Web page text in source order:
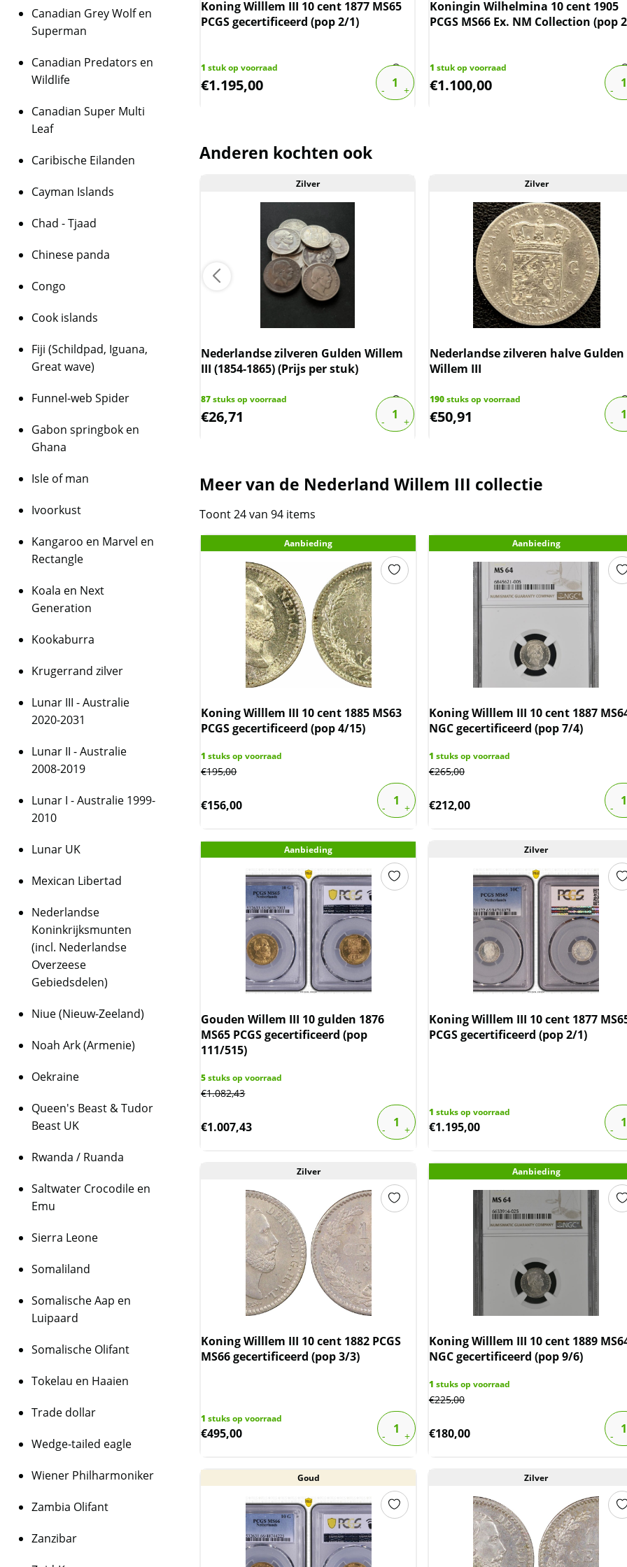
Informatie over populatie
Op 18 januari 2024 hebben wij bovenstaande informatie
Andere slabs
op voorraad. Als u meer wilt
BTW
Dit product wordt onder de margeregel verhandeld. Dit
houdt in dat wij btw afdragen over de marge die wij
behalen op dit product. De btw mag hierdoor door ons
niet op de factuur vermeld worden. De prijs op de website
is inclusief btw.
Willlem I 10 cent 1828 Utrecht
PCGS (pop 5/6)
voorraad
Koning Willlem III 10 cent 1877 MS65
PCGS gecertificeerd (pop 2/1)
1 stuk op voorraad
€1.195,00
Koningin Wilhelmina 10 cent 1905
PCGS MS66 Ex. NM Collection (pop
1 stuk op voorraad
€1.100,00
Anderen kochten ook
Wilhelmina halve gulden
PCGS (Pop 8/5)
voorraad
Zilver
Nederlandse zilveren Gulden Willem
III (1854-1865) (Prijs per stuk)
87stuks op voorraad
€26,71
Zilver
Nederlandse zilveren halve Gulden
Willem III
190stuks op voorraad
€50,91
Meer van de Nederland Willem III collectie
Toont 24 van 94 items
Aanbieding
Koning Willlem III 10 cent 1885 MS63
PCGS gecertificeerd (pop 4/15)
1 stuks op voorraad
€195,00
€156,00
Aanbieding
Koning Willlem III 10 cent 1887
NGC gecertificeerd (pop 7/4)
1 stuks op voorraad
€265,00
€212,00
Aanbieding
Gouden Willem III 10 gulden 1876
MS65 PCGS gecertificeerd (pop
111/515)
5stuks op voorraad
€1.082,43
€1.007,43
Zilver
Koning Willlem III 10 cent 1877
PCGS gecertificeerd (pop 2/1)
1 stuks op voorraad
€1.195,00
Zilver
Koning Willlem III 10 cent 1882 PCGS
MS66 gecertificeerd (pop 3/3)
1 stuks op voorraad
€495,00
Aanbieding
Koning Willlem III 10 cent 1889
NGC gecertificeerd (pop 9/6)
1 stuks op voorraad
€225,00
€180,00
Goud Zilver
Canadian Grey Wolf en
Superman
Canadian Predators en
Wildlife
Canadian Super Multi
Leaf
Caribische Eilanden
Cayman Islands
Chad - Tjaad
Chinese panda
Congo
Cook islands
Fiji (Schildpad, Iguana,
Great wave)
Funnel-web Spider
Gabon springbok en
Ghana
Isle of man
Ivoorkust
Kangaroo en Marvel en
Rectangle
Koala en Next
Generation
Kookaburra
Krugerrand zilver
Lunar III - Australie
2020-2031
Lunar II - Australie
2008-2019
Lunar I - Australie 1999-
2010
Lunar UK
Mexican Libertad
Nederlandse
Koninkrijksmunten
(incl. Nederlandse
Overzeese
Gebiedsdelen)
Niue (Nieuw-Zeeland)
Noah Ark (Armenie)
Oekraine
Queen's Beast & Tudor
Beast UK
Rwanda / Ruanda
Saltwater Crocodile en
Emu
Sierra Leone
Somaliland
Somalische Aap en
Luipaard
Somalische Olifant
Tokelau en Haaien
Trade dollar
Wedge-tailed eagle
Wiener Philharmoniker
Zambia Olifant
Zanzibar